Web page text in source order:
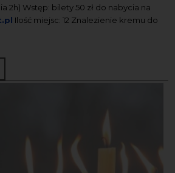
2h) Wstęp: bilety 50 zł do nabycia na
Ilość miejsc: 12 Znalezienie kremu do
Świąteczne warsztaty